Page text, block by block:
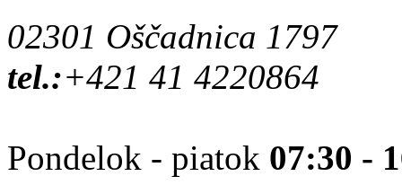
02301 Oščadnica 1797
tel.:+421 41 4220864
Pondelok - piatok 07:30 -